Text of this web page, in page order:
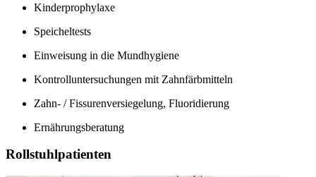
Kinderprophylaxe
Speicheltests
Einweisung in die Mundhygiene
Kontrolluntersuchungen mit Zahnfärbmitteln
Zahn- / Fissurenversiegelung, Fluoridierung
Ernährungsberatung
Rollstuhlpatienten